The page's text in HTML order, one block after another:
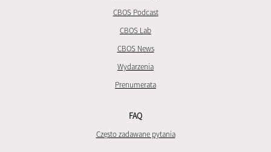
CBOS Podcast
CBOS Lab
CBOS News
Wydarzenia
Prenumerata
FAQ
Często zadawane pytania